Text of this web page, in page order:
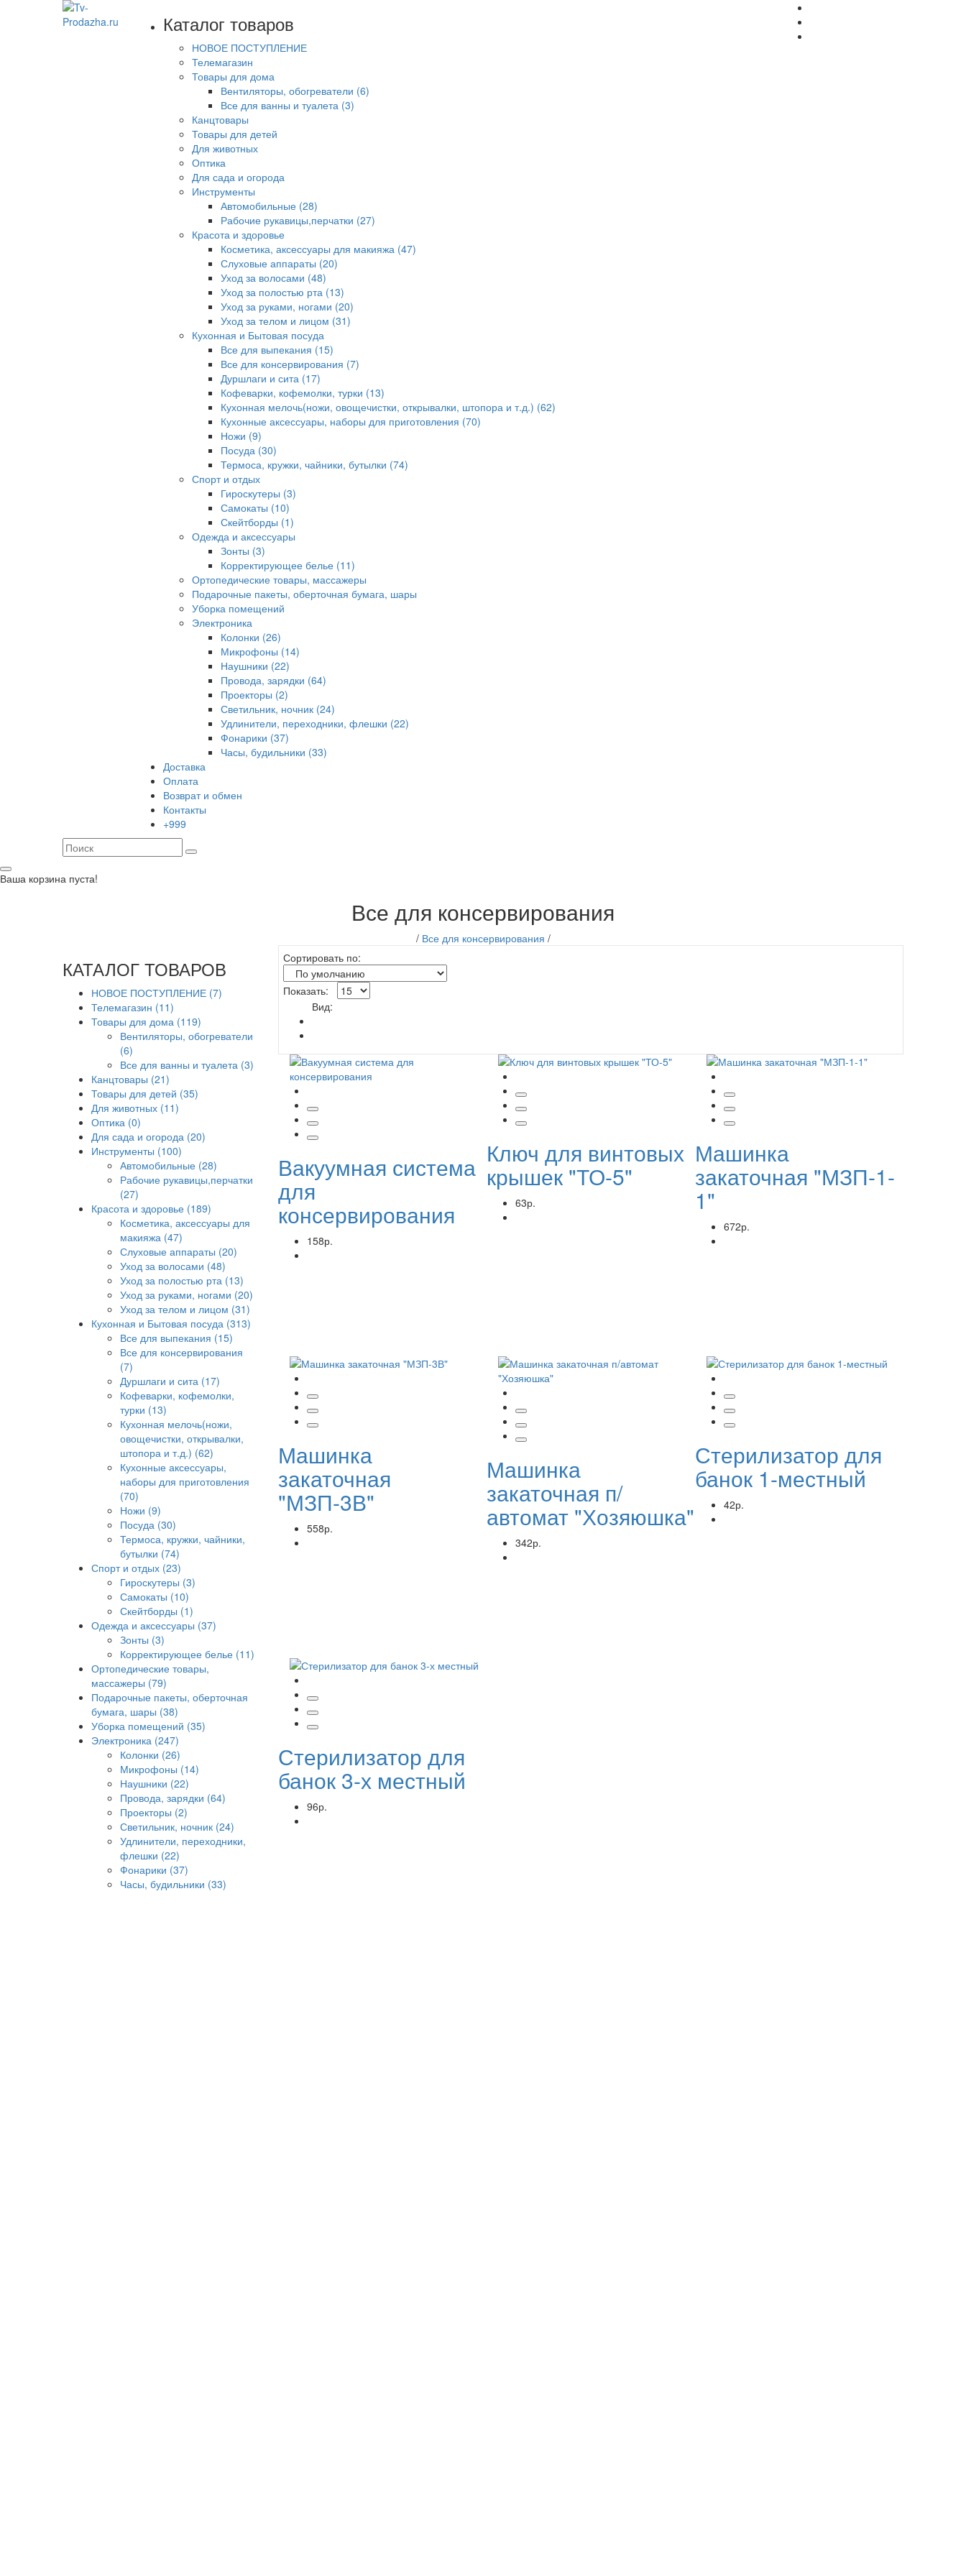
Каталог товаров
НОВОЕ ПОСТУПЛЕНИЕ
Телемагазин
Товары для дома
Вентиляторы, обогреватели (6)
Все для ванны и туалета (3)
Канцтовары
Товары для детей
Для животных
Оптика
Для сада и огорода
Инструменты
Автомобильные (28)
Рабочие рукавицы,перчатки (27)
Красота и здоровье
Косметика, аксессуары для макияжа (47)
Слуховые аппараты (20)
Уход за волосами (48)
Уход за полостью рта (13)
Уход за руками, ногами (20)
Уход за телом и лицом (31)
Кухонная и Бытовая посуда
Все для выпекания (15)
Все для консервирования (7)
Дуршлаги и сита (17)
Кофеварки, кофемолки, турки (13)
Кухонная мелочь(ножи, овощечистки, открывалки, штопора и т.д.) (62)
Кухонные аксессуары, наборы для приготовления (70)
Ножи (9)
Посуда (30)
Термоса, кружки, чайники, бутылки (74)
Спорт и отдых
Гироскутеры (3)
Самокаты (10)
Скейтборды (1)
Одежда и аксессуары
Зонты (3)
Корректирующее белье (11)
Ортопедические товары, массажеры
Подарочные пакеты, оберточная бумага, шары
Уборка помещений
Электроника
Колонки (26)
Микрофоны (14)
Наушники (22)
Провода, зарядки (64)
Проекторы (2)
Светильник, ночник (24)
Удлинители, переходники, флешки (22)
Фонарики (37)
Часы, будильники (33)
Доставка
Оплата
Возврат и обмен
Контакты
+999
Ваша корзина пуста!
Все для консервирования
/ Все для консервирования /
КАТАЛОГ ТОВАРОВ
НОВОЕ ПОСТУПЛЕНИЕ (7)
Телемагазин (11)
Товары для дома (119)
Вентиляторы, обогреватели
(6)
Все для ванны и туалета (3)
Канцтовары (21)
Товары для детей (35)
Для животных (11)
Оптика (0)
Для сада и огорода (20)
Инструменты (100)
Автомобильные (28)
Рабочие рукавицы,перчатки
(27)
Красота и здоровье (189)
Косметика, аксессуары для
макияжа (47)
Слуховые аппараты (20)
Уход за волосами (48)
Уход за полостью рта (13)
Уход за руками, ногами (20)
Уход за телом и лицом (31)
Кухонная и Бытовая посуда (313)
Все для выпекания (15)
Все для консервирования
(7)
Дуршлаги и сита (17)
Кофеварки, кофемолки,
турки (13)
Кухонная мелочь(ножи,
овощечистки, открывалки,
штопора и т.д.) (62)
Кухонные аксессуары,
наборы для приготовления
(70)
Ножи (9)
Посуда (30)
Термоса, кружки, чайники,
бутылки (74)
Спорт и отдых (23)
Гироскутеры (3)
Самокаты (10)
Скейтборды (1)
Одежда и аксессуары (37)
Зонты (3)
Корректирующее белье (11)
Ортопедические товары,
массажеры (79)
Подарочные пакеты, оберточная
бумага, шары (38)
Уборка помещений (35)
Электроника (247)
Колонки (26)
Микрофоны (14)
Наушники (22)
Провода, зарядки (64)
Проекторы (2)
Светильник, ночник (24)
Удлинители, переходники,
флешки (22)
Фонарики (37)
Часы, будильники (33)
Сортировать по:
Показать:
Вид:
Вакуумная система
для
консервирования
158р.
Ключ для винтовых
крышек "ТО-5"
63р.
Машинка
закаточная "МЗП-1-
1"
672р.
Машинка
закаточная
"МЗП-3В"
558р.
Машинка
закаточная п/
автомат "Хозяюшка"
342р.
Стерилизатор для
банок 1-местный
42р.
Стерилизатор для
банок 3-х местный
96р.